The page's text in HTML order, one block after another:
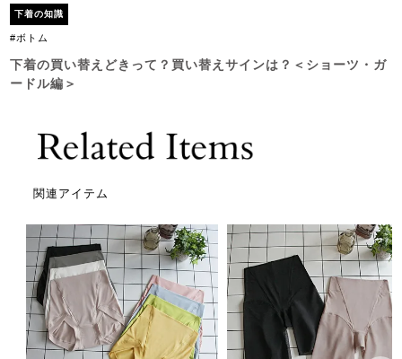
下着の知識
#ボトム
下着の買い替えどきって？買い替えサインは？＜ショーツ・ガ
ードル編＞
関連アイテム